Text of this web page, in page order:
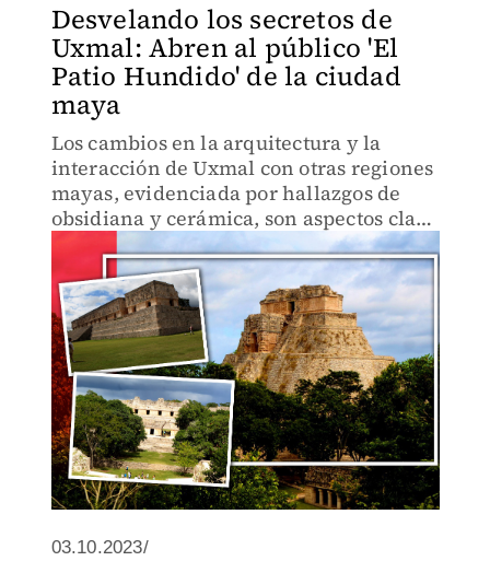
Desvelando los secretos de
Uxmal: Abren al público 'El
Patio Hundido' de la ciudad
maya
Los cambios en la arquitectura y la
interacción de Uxmal con otras regiones
mayas, evidenciada por hallazgos de
obsidiana y cerámica, son aspectos clave
explorados por arqueólogos.
03.10.2023/